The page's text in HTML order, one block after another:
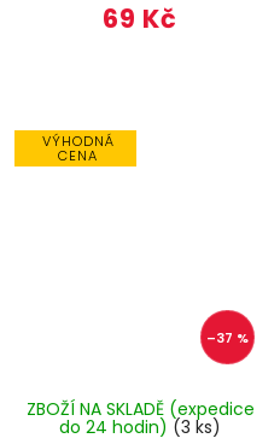
69 Kč
VÝHODNÁ
CENA
–37 %
ZBOŽÍ NA SKLADĚ (expedice
do 24 hodin) (3 ks)